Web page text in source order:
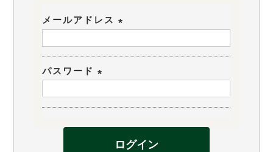
メールアドレス
必
パスワード
必
ログイン